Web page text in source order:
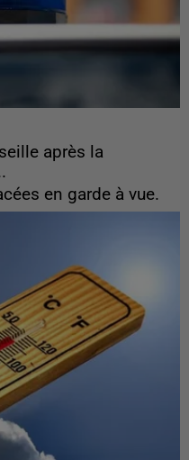
après la
en garde à vue.